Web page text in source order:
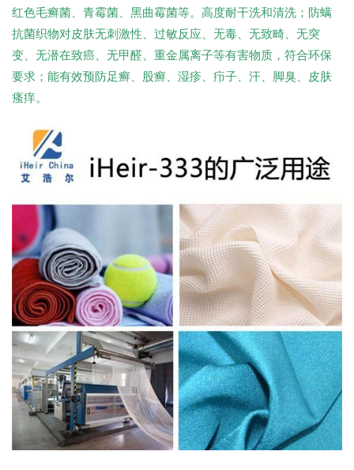
红色毛癣菌、青霉菌、黑曲霉菌等。高度耐干洗和清洗；防螨
抗菌织物对皮肤无刺激性、过敏反应、无毒、无致畸、无突
变、无潜在致癌、无甲醛、重金属离子等有害物质，符合环保
要求；能有效预防足癣、股癣、湿疹、疖子、汗、脚臭、皮肤
瘙痒。